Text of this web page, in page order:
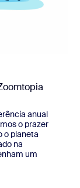
anual
o prazer
o planeta
na
um